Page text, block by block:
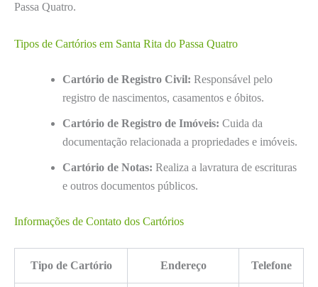
Passa Quatro.
Tipos de Cartórios em Santa Rita do Passa Quatro
Cartório de Registro Civil: Responsável pelo
registro de nascimentos, casamentos e óbitos.
Cartório de Registro de Imóveis: Cuida da
documentação relacionada a propriedades e imóveis.
Cartório de Notas: Realiza a lavratura de escrituras
e outros documentos públicos.
Informações de Contato dos Cartórios
Tipo de Cartório Endereço Telefone